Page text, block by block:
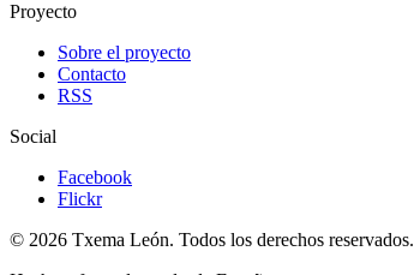
Proyecto
Sobre el proyecto
Contacto
RSS
Social
Facebook
Flickr
© 2026 Txema León. Todos los derechos reservados.